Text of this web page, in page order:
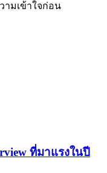
ามเข้าใจก่อน
ที่มาแรงในปี